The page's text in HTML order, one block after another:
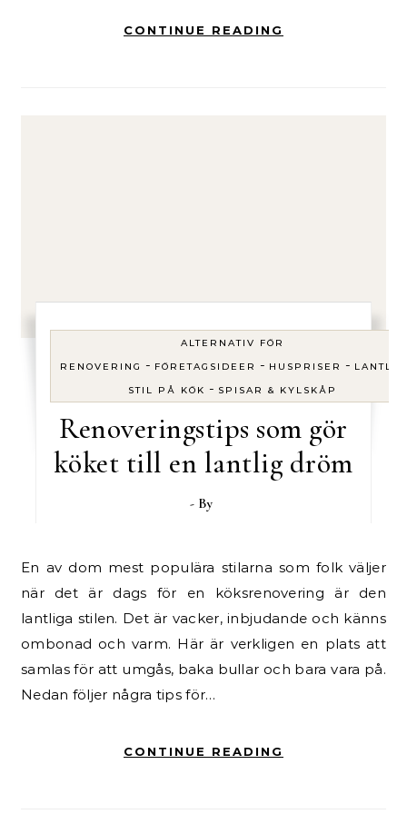
CONTINUE READING
ALTERNATIV FÖR
RENOVERING
- FÖRETAGSIDEER - HUSPRISER - LANTLIG
STIL PÅ KÖK - SPISAR & KYLSKÅP
Renoveringstips som gör
köket till en lantlig dröm
- By
En av dom mest populära stilarna som folk väljer
när det är dags för en köksrenovering är den
lantliga stilen. Det är vacker, inbjudande och känns
ombonad och varm. Här är verkligen en plats att
samlas för att umgås, baka bullar och bara vara på.
Nedan följer några tips för…
CONTINUE READING